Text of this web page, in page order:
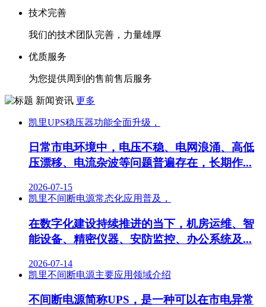
技术完善
我们的技术团队完善，力量雄厚
优质服务
为您提供周到的售前售后服务
新闻资讯 更多
凯里UPS稳压器功能全面升级，
日常市电环境中，电压不稳、电网浪涌、高低
压漂移、电流杂波等问题普遍存在，长期作...
2026-07-15
凯里不间断电源常态化应用普及，
在数字化建设持续推进的当下，机房运维、智
能设备、精密仪器、安防监控、办公系统及...
2026-07-14
凯里不间断电源主要应用领域介绍
不间断电源简称UPS，是一种可以在市电异常